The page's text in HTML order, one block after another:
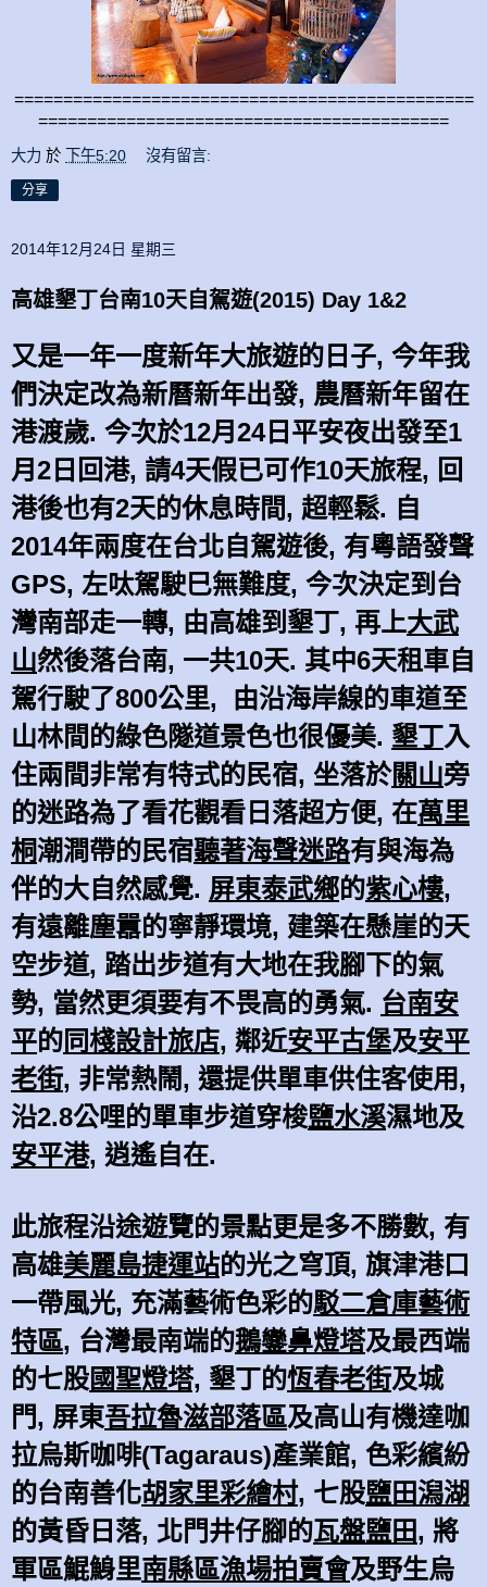
===============================================
==========================================
大力 於 下午5:20 沒有留言:
分享
2014年12月24日 星期三
高雄墾丁台南10天自駕遊(2015) Day 1&2
又是一年一度新年大旅遊的日子, 今年我
們決定改為新曆新年出發, 農曆新年留在
港渡歲. 今次於12月24日平安夜出發至1
月2日回港, 請4天假已可作10天旅程, 回
港後也有2天的休息時間, 超輕鬆. 自
2014年兩度在台北自駕遊後, 有粵語發聲
GPS, 左呔駕駛巳無難度, 今次決定到台
灣南部走一轉, 由高雄到墾丁, 再上大武
山然後落台南, 一共10天. 其中6天租車自
駕行駛了800公里, 由沿海岸線的車道至
山林間的綠色隧道景色也很優美. 墾丁入
住兩間非常有特式的民宿, 坐落於關山旁
的迷路為了看花觀看日落超方便, 在萬里
桐潮澗帶的民宿聽著海聲迷路有與海為
伴的大自然感覺. 屏東泰武鄉的紫心樓,
有遠離塵囂的寧靜環境, 建築在懸崖的天
空步道, 踏出步道有大地在我腳下的氣
勢, 當然更須要有不畏高的勇氣. 台南安
平的同棧設計旅店, 鄰近安平古堡及安平
老街, 非常熱鬧, 還提供單車供住客使用,
沿2.8公哩的單車步道穿梭鹽水溪濕地及
安平港, 逍遙自在.
此旅程沿途遊覽的景點更是多不勝數, 有
高雄美麗島捷運站的光之穹頂, 旗津港口
一帶風光, 充滿藝術色彩的駁二倉庫藝術
特區, 台灣最南端的鵝鑾鼻燈塔及最西端
的七股國聖燈塔, 墾丁的恆春老街及城
門, 屏東吾拉魯滋部落區及高山有機達咖
拉烏斯咖啡(Tagaraus)產業館, 色彩繽紛
的台南善化胡家里彩繪村, 七股鹽田潟湖
的黃昏日落, 北門井仔腳的瓦盤鹽田, 將
軍區鯤鯓里南縣區漁場拍賣會及野生烏